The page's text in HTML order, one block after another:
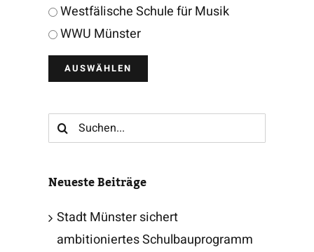
Westfälische Schule für Musik
WWU Münster
Suche
nach:
Neueste Beiträge
Stadt Münster sichert
ambitioniertes Schulbauprogramm